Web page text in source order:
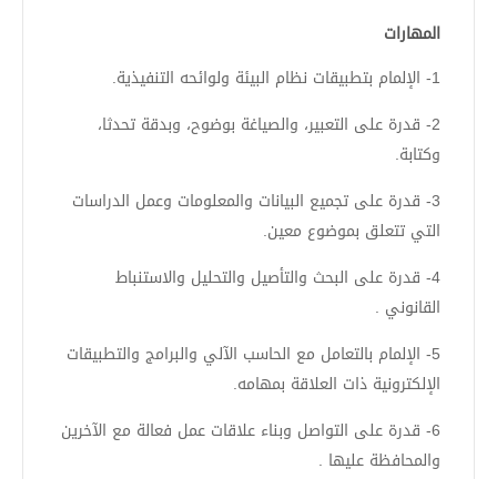
المهارات
1- الإلمام بتطبيقات نظام البيئة ولوائحه التنفيذية.
2- قدرة على التعبير، والصياغة بوضوح، وبدقة تحدثا،
وكتابة.
3- قدرة على تجميع البيانات والمعلومات وعمل الدراسات
التي تتعلق بموضوع معين.
4- قدرة على البحث والتأصيل والتحليل والاستنباط
القانوني .
5- الإلمام بالتعامل مع الحاسب الآلي والبرامج والتطبيقات
الإلكترونية ذات العلاقة بمهامه.
6- قدرة على التواصل وبناء علاقات عمل فعالة مع الآخرين
والمحافظة عليها .